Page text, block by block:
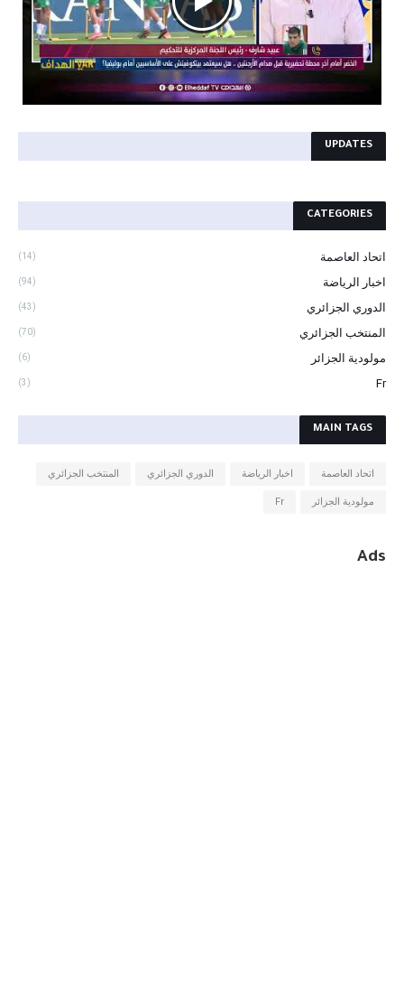
UPDATES
CATEGORIES
اتحاد العاصمة (14)
اخبار الرياضة (94)
الدوري الجزائري (43)
المنتخب الجزائري (70)
مولودية الجزائر (6)
Fr
(3)
MAIN TAGS
اتحاد العاصمة اخبار الرياضة الدوري الجزائري المنتخب الجزائري
مولودية الجزائر Fr
Ads